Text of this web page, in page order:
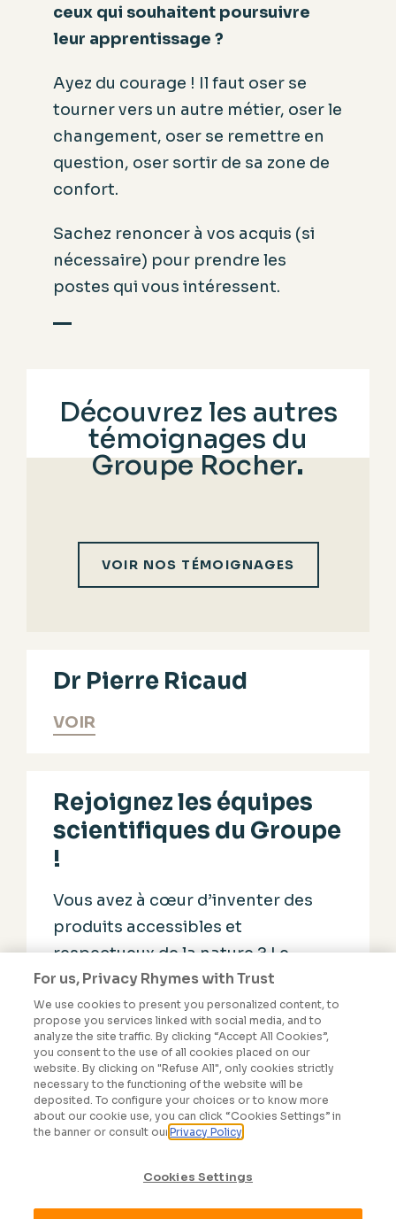
ceux qui souhaitent poursuivre
leur apprentissage ?
Ayez du courage ! Il faut oser se
tourner vers un autre métier, oser le
changement, oser se remettre en
question, oser sortir de sa zone de
confort.
Sachez renoncer à vos acquis (si
nécessaire) pour prendre les
postes qui vous intéressent.
Découvrez les autres
témoignages du
Groupe Rocher
VOIR NOS TÉMOIGNAGES
Dr Pierre Ricaud
VOIR
Rejoignez les équipes
scientifiques du Groupe
!
Vous avez à cœur d’inventer des
produits accessibles et
respectueux de la nature ? Le
Groupe Rocher recherche des
profils scientifiques de bac+2 à
bac+5.
VOIR
For us, Privacy Rhymes with Trust
We use cookies to present you personalized content, to
propose you services linked with social media, and to
analyze the site traffic. By clicking “Accept All Cookies”,
you consent to the use of all cookies placed on our
website. By clicking on "Refuse All", only cookies strictly
necessary to the functioning of the website will be
deposited. To configure your choices or to know more
about our cookie use, you can click “Cookies Settings” in
the banner or consult ourPrivacy Policy
Cookies Settings